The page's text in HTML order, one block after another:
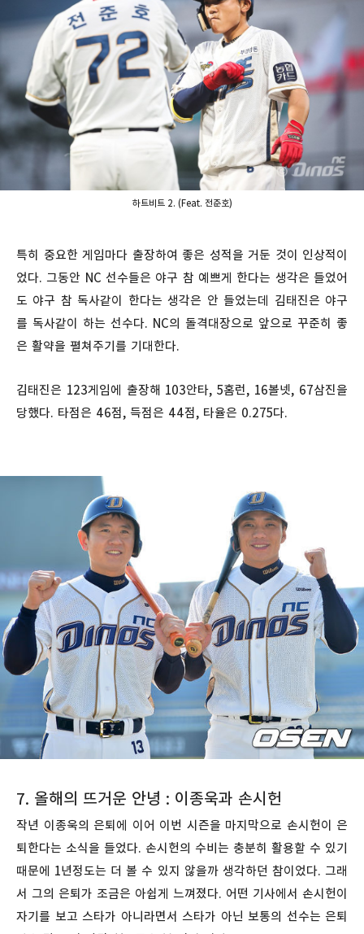
하트비트 2. (Feat. 전준호)
특히 중요한 게임마다 출장하여 좋은 성적을 거둔 것이 인상적이
었다. 그동안 NC 선수들은 야구 참 예쁘게 한다는 생각은 들었어
도 야구 참 독사같이 한다는 생각은 안 들었는데 김태진은 야구
를 독사같이 하는 선수다. NC의 돌격대장으로 앞으로 꾸준히 좋
은 활약을 펼쳐주기를 기대한다.
김태진은 123게임에 출장해 103안타, 5홈런, 16볼넷, 67삼진을
당했다. 타점은 46점, 득점은 44점, 타율은 0.275다.
7. 올해의 뜨거운 안녕 : 이종욱과 손시헌
작년 이종욱의 은퇴에 이어 이번 시즌을 마지막으로 손시헌이 은
퇴한다는 소식을 들었다. 손시헌의 수비는 충분히 활용할 수 있기
때문에 1년정도는 더 볼 수 있지 않을까 생각하던 참이었다. 그래
서 그의 은퇴가 조금은 아쉽게 느껴졌다. 어떤 기사에서 손시헌이
자기를 보고 스타가 아니라면서 스타가 아닌 보통의 선수는 은퇴